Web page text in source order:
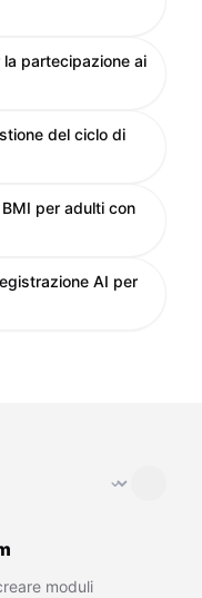
partecipazione ai
del ciclo di
per adulti con
AI per
⌄
moduli